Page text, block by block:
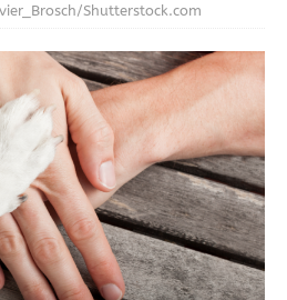
Shutterstock.com